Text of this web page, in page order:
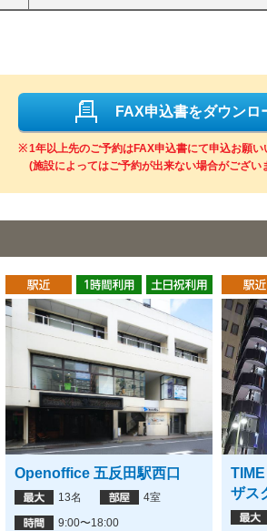
FAX申込書をダウンロ
1年以上先のご予約はFAX申込書にて申込お願い
(施設によってはご予約が出来ない場合がござい
Openoffice 五反田駅西口
13名
4室
9:00〜18:00
ザス